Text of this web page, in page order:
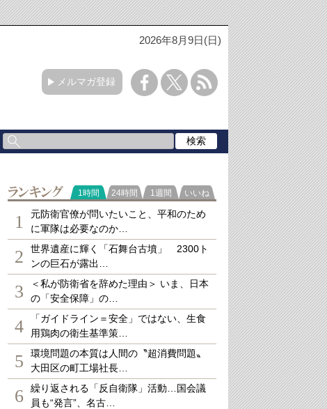
2026年8月9日(日)
メルマガ登録
ランキング
1時間 24時間 1週間 いいね
1
元防衛官僚が問いたいこと、平和のため
に軍隊は必要なのか…
2
世界遺産に輝く「石舞台古墳」 2300ト
ンの巨石が露出…
3
＜私が防衛省を辞めた理由＞ いま、日本
の「安全保障」の…
4
「ガイドライン＝安全」ではない、生食
用鶏肉の衛生基準策…
5
環境問題の本質は人間の〝超消費問題〟
大田区の町工場社長…
6
繰り返される「反自衛隊」活動…国会議
員も“発言”、名古…